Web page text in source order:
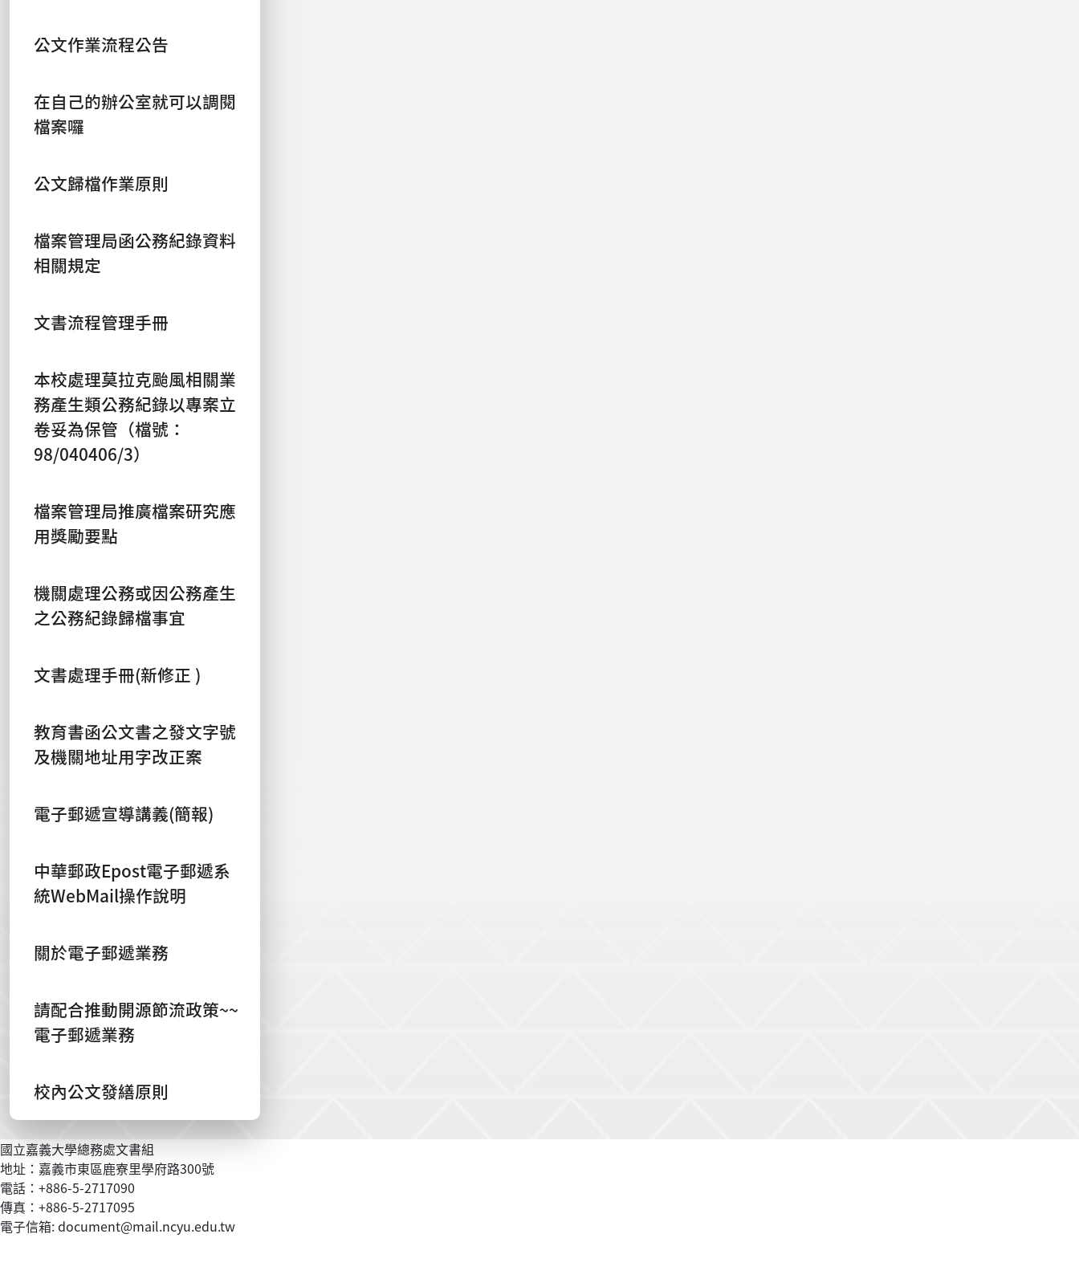
公文作業流程公告
在自己的辦公室就可以調閱
檔案囉
公文歸檔作業原則
檔案管理局函公務紀錄資料
相關規定
文書流程管理手冊
本校處理莫拉克颱風相關業
務產生類公務紀錄以專案立
卷妥為保管（檔號：
98/040406/3）
檔案管理局推廣檔案研究應
用獎勵要點
機關處理公務或因公務產生
之公務紀錄歸檔事宜
文書處理手冊(新修正 )
教育書函公文書之發文字號
及機關地址用字改正案
電子郵遞宣導講義(簡報)
中華郵政Epost電子郵遞系
統WebMail操作說明
關於電子郵遞業務
請配合推動開源節流政策~~
電子郵遞業務
校內公文發繕原則
國立嘉義大學總務處文書組
地址：嘉義市東區鹿寮里學府路300號
電話：+886-5-2717090
傳真：+886-5-2717095
電子信箱: document@mail.ncyu.edu.tw